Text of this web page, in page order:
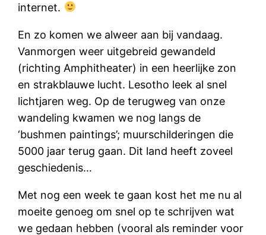
internet.
En zo komen we alweer aan bij vandaag.
Vanmorgen weer uitgebreid gewandeld
(richting Amphitheater) in een heerlijke zon
en strakblauwe lucht. Lesotho leek al snel
lichtjaren weg. Op de terugweg van onze
wandeling kwamen we nog langs de
‘bushmen paintings’; muurschilderingen die
5000 jaar terug gaan. Dit land heeft zoveel
geschiedenis…
Met nog een week te gaan kost het me nu al
moeite genoeg om snel op te schrijven wat
we gedaan hebben (vooral als reminder voor